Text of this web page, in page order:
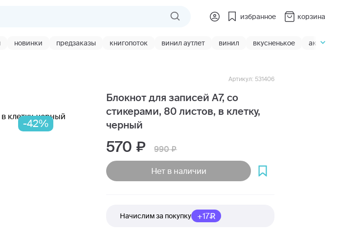
избранное корзина
новинки предзаказы книгопоток винил аутлет винил вкусненькое акции
-42%
Блокнот для записей А7, со
стикерами, 80 листов, в клетку,
черный
Артикул: 531406
570 990
Нет в наличии
Начислим за покупку +17